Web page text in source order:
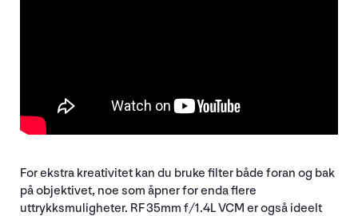
For ekstra kreativitet kan du bruke filter både foran og bak
på objektivet, noe som åpner for enda flere
uttrykksmuligheter. RF 35mm f/1.4L VCM er også ideelt